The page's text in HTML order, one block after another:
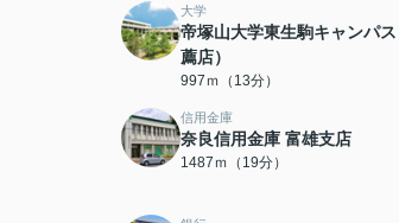
大学
帝塚山大学東生駒キャンパ
薦店）
997ｍ（13分）
信用金庫
奈良信用金庫 富雄支店
1487ｍ（19分）